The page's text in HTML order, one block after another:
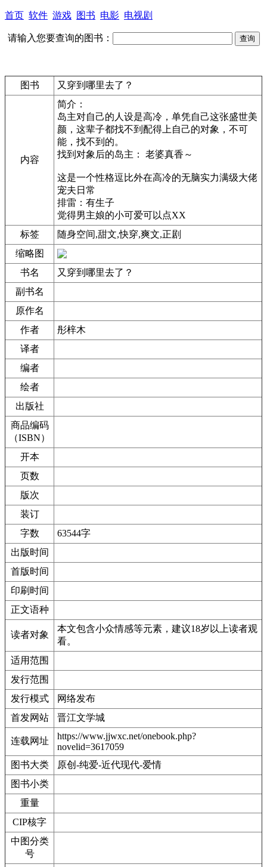
首页 软件 游戏 图书 电影 电视剧
请输入您要查询的图书：
图书 又穿到哪里去了？
内容
简介：
岛主对自己的人设是高冷，单凭自己这张盛世美
颜，这辈子都找不到配得上自己的对象，不可
能，找不到的。
找到对象后的岛主： 老婆真香～
这是一个性格逗比外在高冷的无脑实力满级大佬
宠夫日常
排雷：有生子
觉得男主娘的小可爱可以点XX
标签
随身空间,甜文,快穿,爽文,正剧
缩略图
书名
又穿到哪里去了？
副书名
原作名
作者
彤梓木
译者
编者
绘者
出版社
商品编码
（ISBN）
开本
页数
版次
装订
字数
63544字
出版时间
首版时间
印刷时间
正文语种
读者对象
本文包含小众情感等元素，建议18岁以上读者观
看。
适用范围
发行范围
发行模式
网络发布
首发网站
晋江文学城
连载网址
https://www.jjwxc.net/onebook.php?
novelid=3617059
图书大类
原创-纯爱-近代现代-爱情
图书小类
重量
CIP核字
中图分类
号